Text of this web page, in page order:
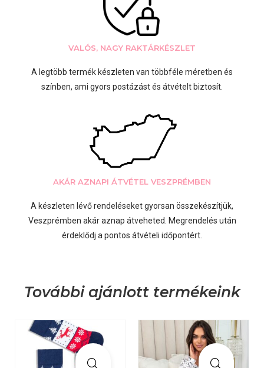
VALÓS, NAGY RAKTÁRKÉSZLET
A legtöbb termék készleten van többféle méretben és
színben, ami gyors postázást és átvételt biztosít.
AKÁR AZNAPI ÁTVÉTEL VESZPRÉMBEN
A készleten lévő rendeléseket gyorsan összekészítjük,
Veszprémben akár aznap átveheted. Megrendelés után
érdeklődj a pontos átvételi időpontért.
További ajánlott termékeink